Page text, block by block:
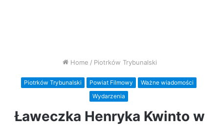
Home / Piotrków Trybunalski
Piotrków Trybunalski Powiat Filmowy
Ważne wiadomości
Wydarzenia
Ławeczka Henryka Kwinto w